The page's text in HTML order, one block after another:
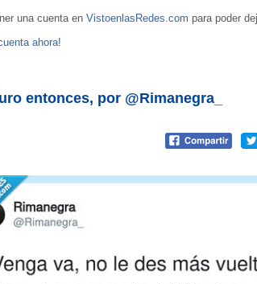
una cuenta en VistoenlasRedes.com para poder
ahora!
entonces, por @Rimanegra_